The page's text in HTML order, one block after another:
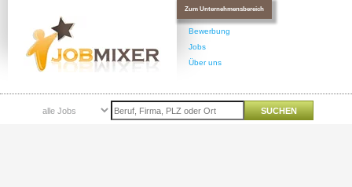
Zum Unternehmensbereich
Bewerbung
Jobs
Über uns